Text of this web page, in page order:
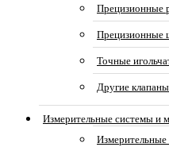
Прецизионные
Прецизионные
Точные
Другие
Измерительные системы и
Измерительные